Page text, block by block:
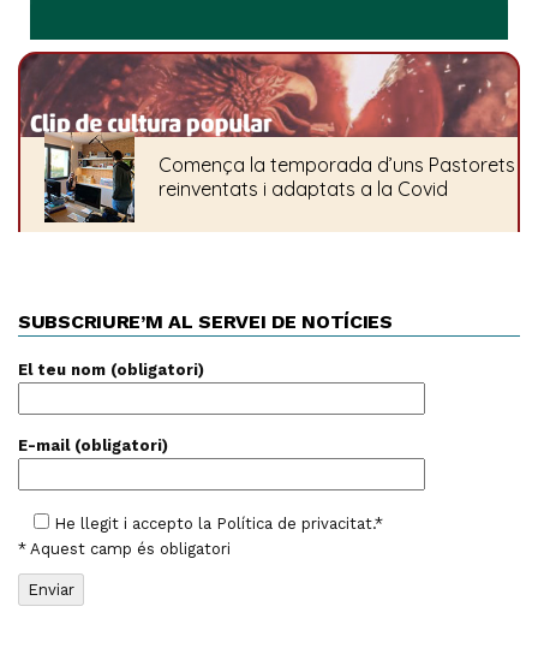
SUBSCRIURE’M AL SERVEI DE NOTÍCIES
El teu nom (obligatori)
E-mail (obligatori)
He llegit i accepto la Política de privacitat.*
* Aquest camp és obligatori